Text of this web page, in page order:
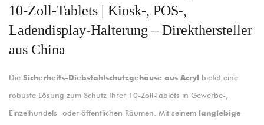
10-Zoll-Tablets | Kiosk-, POS-,
Ladendisplay-Halterung – Direkthersteller
aus China
Die Sicherheits-Diebstahlschutzgehäuse aus Acryl bietet eine
robuste Lösung zum Schutz Ihrer 10-Zoll-Tablets in Gewerbe-,
Einzelhundels- oder öffentlichen Räumen. Mit seinem langlebige